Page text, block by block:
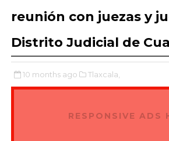
reunión con juezas y
Distrito Judicial de
10 months ago Tlaxcala,
RESPONSIVE ADS